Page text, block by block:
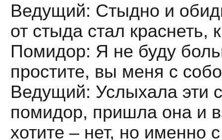
Ведущий: Стыдно и
от стыда стал краснеть,
Помидор: Я не буду
простите, вы меня с
Ведущий: Услыхала эти
помидор, пришла она и
хотите – нет, но именно